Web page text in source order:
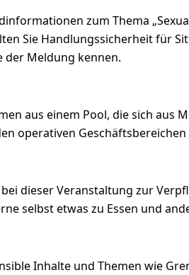
zum Thema
Sie Handlungssicherheit für
der Meldung kennen.
aus einem Pool, die sich aus
operativen
bei dieser Veranstaltung zur
selbst etwas zu Essen und
Inhalte und Themen wie